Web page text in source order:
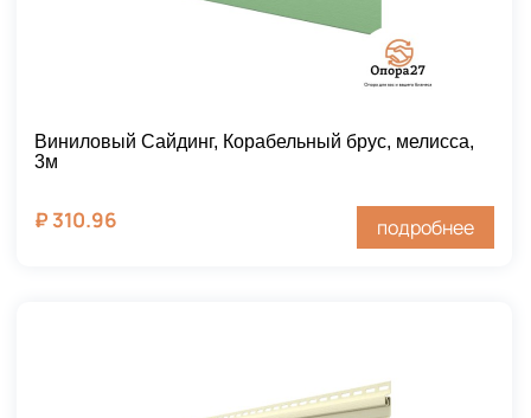
Виниловый Сайдинг, Корабельный брус, мелисса,
3м
₽ 310.96 подробнее